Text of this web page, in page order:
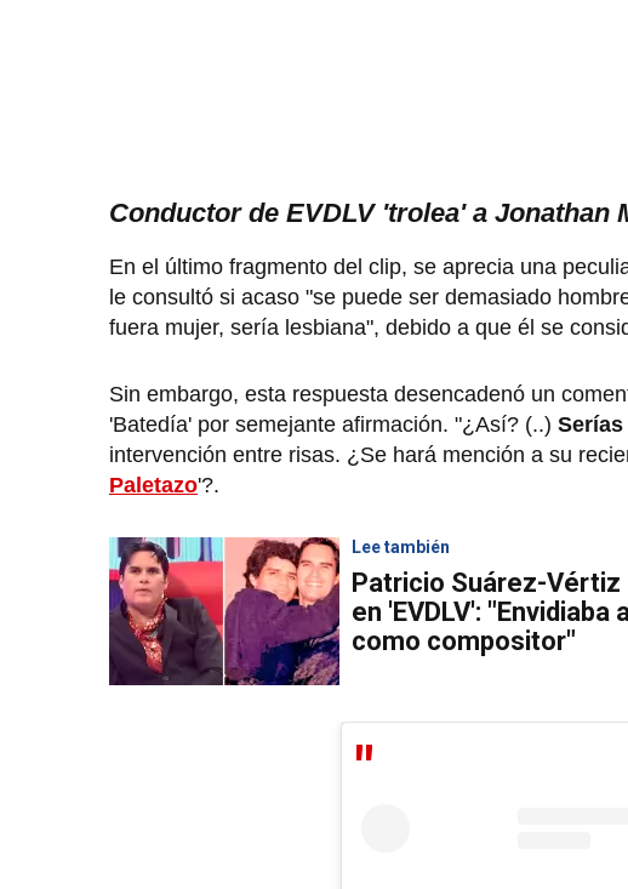
Conductor de EVDLV 'trolea' a Jonathan
En el último fragmento del clip, se aprecia una
le consultó si acaso "se puede ser demasiado
fuera mujer, sería lesbiana", debido a que él se
Sin embargo, esta respuesta desencadenó un
'Batedía' por semejante afirmación. "¿Así? (..)
intervención entre risas. ¿Se hará mención a su
Paletazo'?.
Lee también
Patricio Suárez-
en 'EVDLV': "Envidiaba
como compositor"